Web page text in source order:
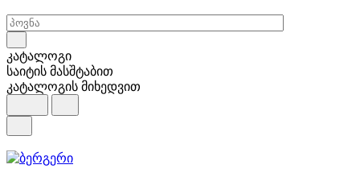
კატალოგი
საიტის მასშტაბით
კატალოგის მიხედვით